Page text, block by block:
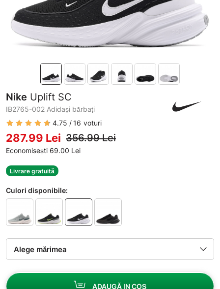
Nike Uplift SC
IB2765-002 Adidași bărbați
4.75
16 voturi
287.99 Lei 356.99 Lei
Economisești 69.00 Lei
Livrare gratuită
Culori disponibile:
ADAUGĂ IN COȘ